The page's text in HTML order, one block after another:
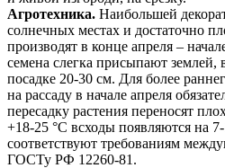
Агротехника. Наибольшей
солнечных местах и достаточно
производят в конце апреля –
семена слегка присыпают землей,
посадке 20-30 см. Для более
на рассаду в начале апреля
пересадку растения переносят
+18-25 °С всходы появляются на
соответствуют требованиям
ГОСТу РФ 12260-81.